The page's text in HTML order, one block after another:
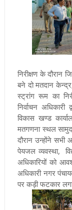
निरीक्षण के दौरान
बने दो मतदान
स्ट्रांग रूम का
निर्वाचन
विकास खण्ड
मतगणना स्थल
दौरान उन्होंने सभी
पेयजल व्यवस्था,
अधिकारियों को
अधिकारी नगर
पर कड़ी फटकार